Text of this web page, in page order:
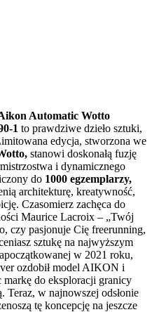
Automatic Wotto
1 to prawdziwe dzieło sztuki,
edycja, stworzona we
stanowi doskonałą fuzję
i dynamicznego
do 1000 egzemplarzy,
architekturę, kreatywność,
Czasomierz zachęca do
Maurice Lacroix – „Twój
czy pasjonuje Cię freerunning,
sztukę na najwyższym
w 2021 roku,
ozdobił model AIKON i
markę do eksploracji granicy
Teraz, w najnowszej odsłonie
tę koncepcję na jeszcze